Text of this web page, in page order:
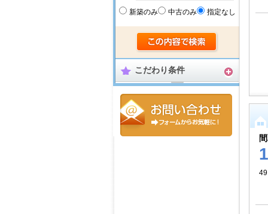
新築のみ
中古のみ 指定なし
こだわり条件